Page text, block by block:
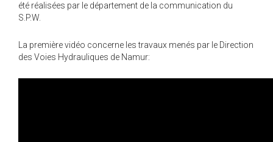
été réalisées par le département de la communication du
S.P.W.
La première vidéo concerne les travaux menés par le Direction
des Voies Hydrauliques de Namur: